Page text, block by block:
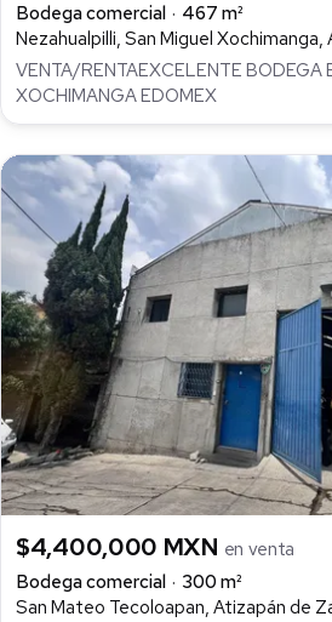
Bodega comercial
467 m²
Nezahualpilli, San Miguel
VENTA/RENTAEXCELENTE BODEGA
XOCHIMANGA EDOMEX
$4,400,000 MXN en venta
Bodega comercial
300 m²
San Mateo Tecoloapan, Atizapán de